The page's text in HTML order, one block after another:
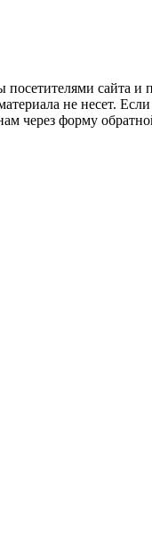
сайта и
не несет.
через форму